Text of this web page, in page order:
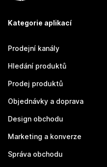
Kategorie aplikací
Prodejní kanály
Hledání produktů
Prodej produktů
Objednávky a doprava
Design obchodu
Marketing a konverze
Správa obchodu